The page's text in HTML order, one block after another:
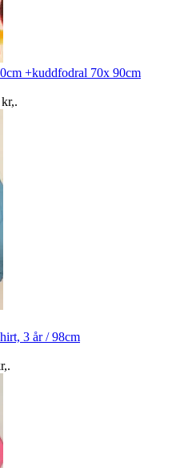
+kuddfodral 70x 90cm
,.
3 år / 98cm
,.